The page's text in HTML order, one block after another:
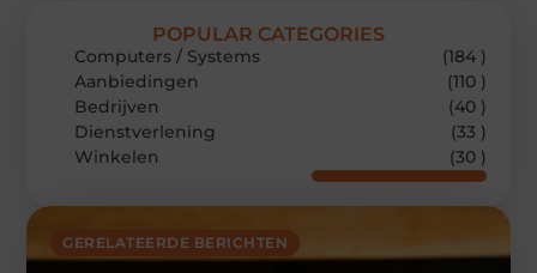
GERELATEERDE BERICHTEN
POPULAR CATEGORIES
Computers / Systems
(184 )
Aanbiedingen
(110 )
Bedrijven
(40 )
Dienstverlening
(33 )
Winkelen
(30 )